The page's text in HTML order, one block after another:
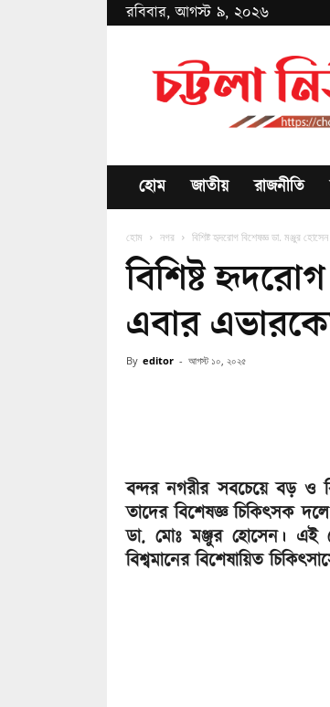
রবিবার, আগস্ট ৯, ২০২৬
Chottala
News
হোম জাতীয় রাজনীতি
হোম নগর বিশিষ্ট হৃদরোগ বিশেষজ্ঞ ডা. মঞ্জুর
বিশিষ্ট
এবার
By editor - আগস্ট ১০, ২০২৫
বন্দর নগরীর সবচেয়ে বড় ও
তাদের বিশেষজ্ঞ চিকিৎসক
ডা. মোঃ মঞ্জুর হোসেন। এই
বিশ্বমানের বিশেষায়িত